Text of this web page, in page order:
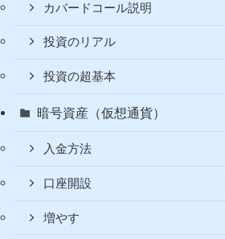
カバードコール説明
投資のリアル
投資の超基本
暗号資産（仮想通貨）
入金方法
口座開設
増やす